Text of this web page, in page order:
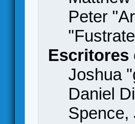
Peter
Escritores
Joshua
Daniel
Spence,